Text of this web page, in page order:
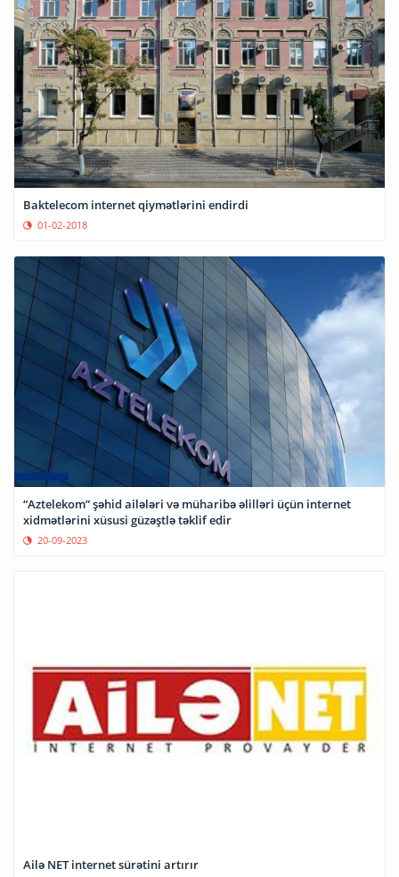
Baktelecom internet qiymətlərini endirdi
01-02-2018
“Aztelekom” şəhid ailələri və müharibə əlilləri üçün internet
xidmətlərini xüsusi güzəştlə təklif edir
20-09-2023
Ailə NET internet sürətini artırır